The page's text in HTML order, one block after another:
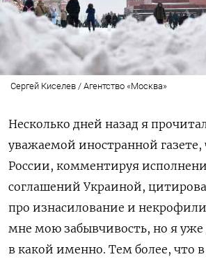
Сергей Киселев / Агентство «Москва»
Несколько дней назад я
уважаемой иностранной газете,
России, комментируя
соглашений Украиной,
про изнасилование и
мне мою забывчивость, но я уже
в какой именно. Тем более, что